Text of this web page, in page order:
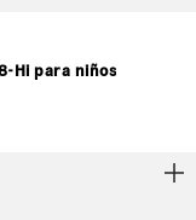
Hi para niños